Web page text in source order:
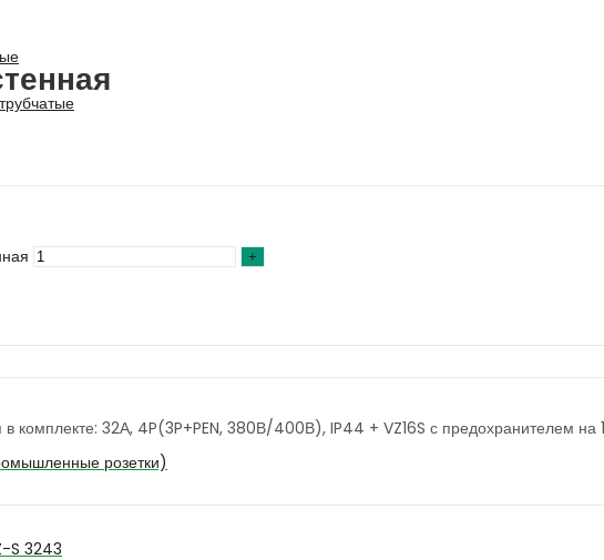
комплекте: 32А, 4P(3P+PEN, 380В/400В), IP44 + VZ16S с предохранителем на
розетки)
S 3243